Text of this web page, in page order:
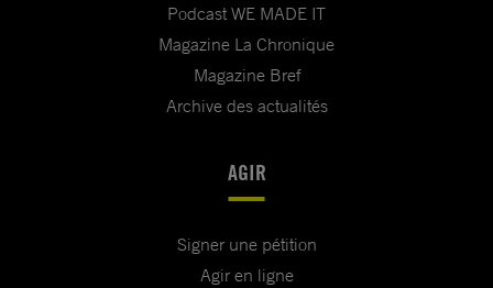
Podcast WE MADE IT
Magazine La Chronique
Magazine Bref
Archive des actualités
AGIR
Signer une pétition
Agir en ligne